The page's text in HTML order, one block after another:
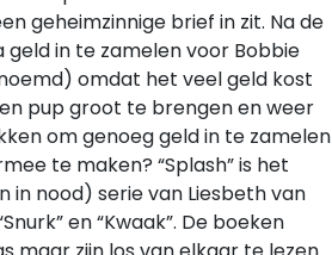
geheimzinnige brief in zit. Na de
geld in te zamelen voor Bobbie
omdat het veel geld kost
pup groot te brengen en weer
om genoeg geld in te zamelen
te maken? “Splash” is het
in nood) serie van Liesbeth van
en “Kwaak”. De boeken